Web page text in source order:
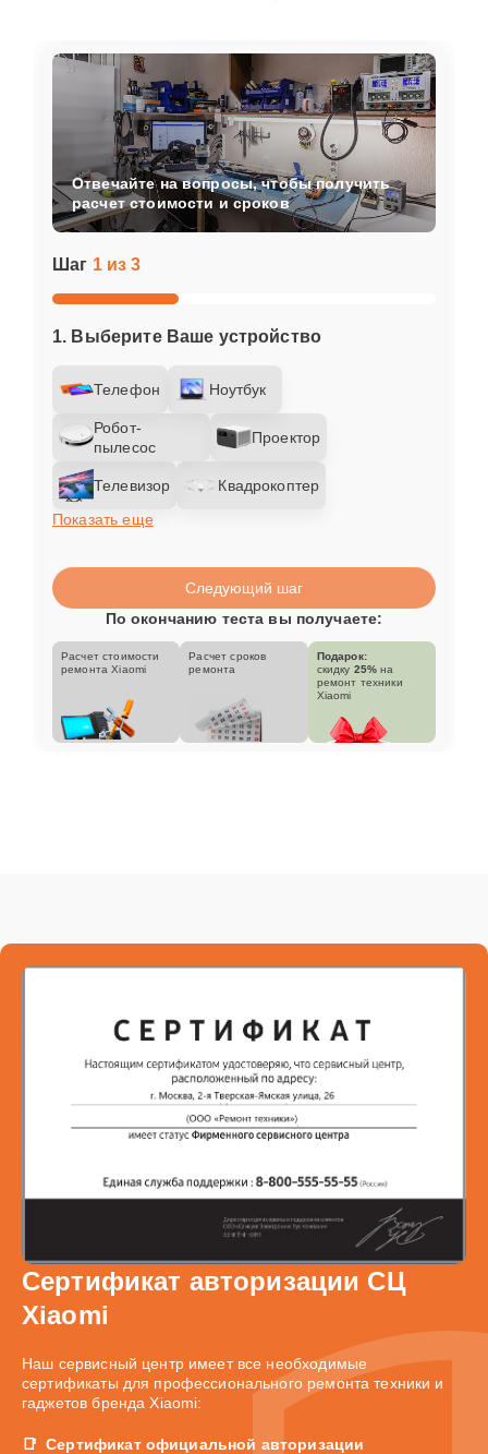
Шаг 1 из 3
1. Выберите Ваше устройство
Телефон Ноутбук
Робот-
пылесос
Проектор
Телевизор
Квадрокоптер
Показать еще
Отвечайте на вопросы, чтобы получить
расчет стоимости и сроков
Следующий шаг
По окончанию теста вы получаете:
Расчет стоимости
ремонта Xiaomi
Расчет сроков
ремонта
Подарок:
скидку 25% на
ремонт техники
Xiaomi
Сертификат авторизации СЦ
Xiaomi
Наш сервисный центр имеет все необходимые
сертификаты для профессионального ремонта техники и
гаджетов бренда Xiaomi:
Сертификат официальной авторизации